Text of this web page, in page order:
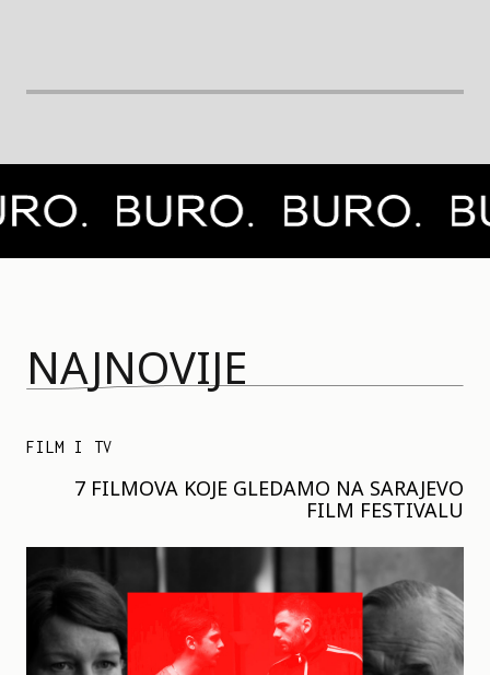
NAJNOVIJE
FILM I TV
7 FILMOVA KOJE GLEDAMO NA SARAJEVO
FILM FESTIVALU